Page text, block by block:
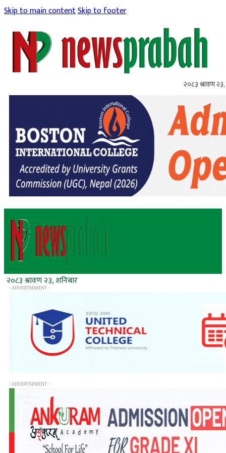
Skip to main contentSkip to footer
२०८३ श्रावण २३,
२०८३ श्रावण २३, शनिबार
- ADVERTISEMENT -
- ADVERTISEMENT -